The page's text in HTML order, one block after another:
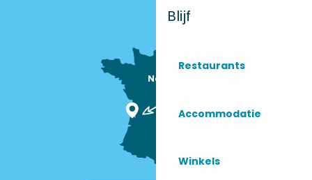
Blijf
Restaurants
Accommodatie
Winkels
Nous sommes